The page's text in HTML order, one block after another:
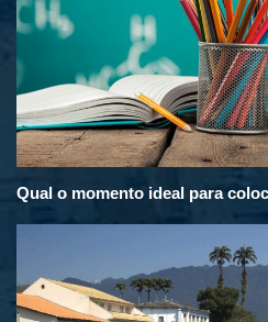
Qual o momento ideal para